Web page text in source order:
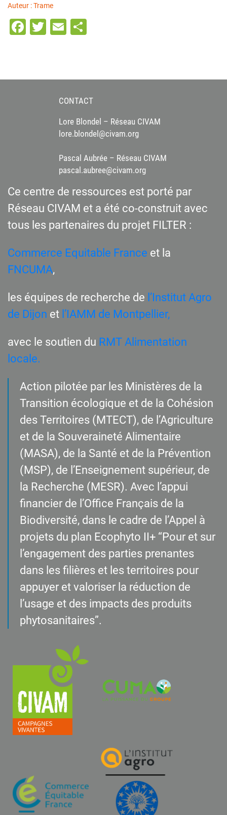
Auteur : Trame
FacebookTwitterEmail
CONTACT
Lore Blondel – Réseau CIVAM
lore.blondel@civam.org
Pascal Aubrée – Réseau CIVAM
pascal.aubree@civam.org
Ce centre de ressources est porté par
Réseau CIVAM et a été co-construit avec
tous les partenaires du projet FILTER :
Commerce Equitable France et la
FNCUMA,
les équipes de recherche de l’Institut Agro
de Dijon et l’IAMM de Montpellier,
avec le soutien du RMT Alimentation
locale.
Action pilotée par les Ministères de la
Transition écologique et de la Cohésion
des Territoires (MTECT), de l’Agriculture
et de la Souveraineté Alimentaire
(MASA), de la Santé et de la Prévention
(MSP), de l’Enseignement supérieur, de
la Recherche (MESR). Avec l’appui
financier de l’Office Français de la
Biodiversité, dans le cadre de l’Appel à
projets du plan Ecophyto II+ “Pour et sur
l’engagement des parties prenantes
dans les filières et les territoires pour
appuyer et valoriser la réduction de
l’usage et des impacts des produits
phytosanitaires”.